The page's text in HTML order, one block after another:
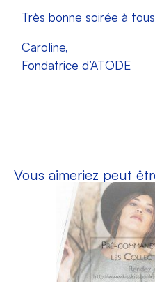
Très bonne soirée à
Caroline,
Fondatrice d’ATODE
Vous aimeriez peut